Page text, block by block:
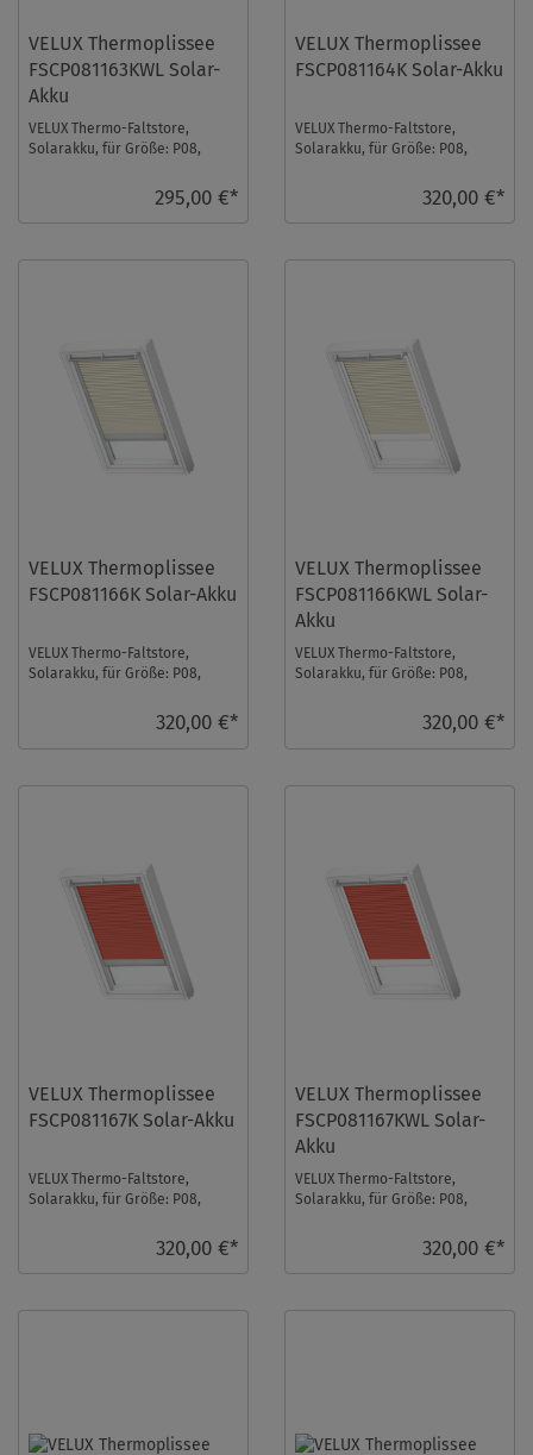
VELUX Thermoplissee
FSCP081163KWL Solar-
Akku
VELUX Thermo-Faltstore,
Solarakku, für Größe: P08,
Schiene, io-homecontr ...295,00 €*
VELUX Thermoplissee
FSCP081164K Solar-Akku
VELUX Thermo-Faltstore,
Solarakku, für Größe: P08,
Schiene, io-homecontr ...320,00 €*
VELUX Thermoplissee
FSCP081166K Solar-Akku
VELUX Thermo-Faltstore,
Solarakku, für Größe: P08,
320,00 €*
VELUX Thermoplissee
FSCP081166KWL Solar-
Akku
VELUX Thermo-Faltstore,
Solarakku, für Größe: P08,
Schiene, io-homecontr ...320,00 €*
VELUX Thermoplissee
FSCP081167K Solar-Akku
VELUX Thermo-Faltstore,
Solarakku, für Größe: P08,
320,00 €*
VELUX Thermoplissee
FSCP081167KWL Solar-
Akku
VELUX Thermo-Faltstore,
Solarakku, für Größe: P08,
Schiene, io-homecontro ...
320,00 €*